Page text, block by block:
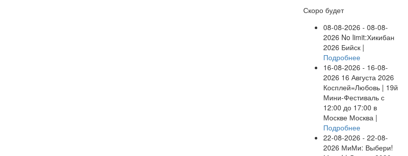
Скоро будет
08-08-2026 - 08-08-
2026 No limit:Хикибан
2026 Бийск |
Подробнее
16-08-2026 - 16-08-
2026 16 Августа 2026
Косплей=Любовь | 19й
Мини-Фестиваль с
12:00 до 17:00 в
Москве Москва |
Подробнее
22-08-2026 - 22-08-
2026 МиМи: Выбери!